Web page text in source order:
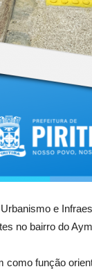
e
no bairro do
como função